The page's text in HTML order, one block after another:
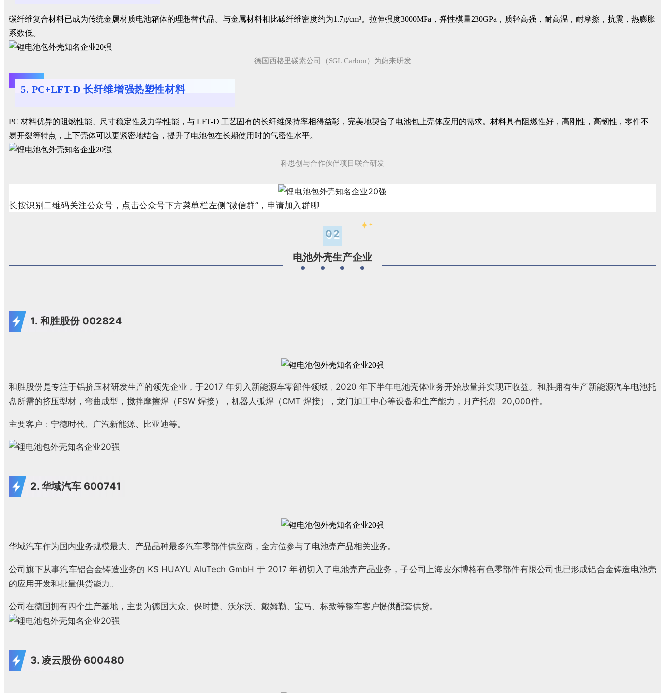
碳纤维复合材料已成为传统金属材质电池箱体的理想替代品。与金属材料相比碳纤维密度约为1.7g/cm³。拉伸强度3000MPa，弹性模量230GPa，质轻高强，耐高温，耐摩擦，抗震，热膨胀
系数低。
德国西格里碳素公司（SGL Carbon）为蔚来研发
5. PC+LFT-D 长纤维增强热塑性材料
PC 材料优异的阻燃性能、尺寸稳定性及力学性能，与 LFT-D 工艺固有的长纤维保持率相得益彰，完美地契合了电池包上壳体应用的需求。材料具有阻燃性好，高刚性，高韧性，零件不
易开裂等特点，上下壳体可以更紧密地结合，提升了电池包在长期使用时的气密性水平。
科思创与合作伙伴项目联合研发
长按识别二维码关注公众号，点击公众号下方菜单栏左侧“微信群”，申请加入群聊
✦ ✦
02
电池外壳生产企业
1. 和胜股份 002824
和胜股份是专注于铝挤压材研发生产的领先企业，于2017 年切入新能源车零部件领域，2020 年下半年电池壳体业务开始放量并实现正收益。和胜拥有生产新能源汽车电池托
盘所需的挤压型材，弯曲成型，搅拌摩擦焊（FSW 焊接），机器人弧焊（CMT 焊接），龙门加工中心等设备和生产能力，月产托盘 20,000件。
主要客户：宁德时代、广汽新能源、比亚迪等。
2. 华域汽车 600741
华域汽车作为国内业务规模最大、产品品种最多汽车零部件供应商，全方位参与了电池壳产品相关业务。
公司旗下从事汽车铝合金铸造业务的 KS HUAYU AluTech GmbH 于 2017 年初切入了电池壳产品业务，子公司上海皮尔博格有色零部件有限公司也已形成铝合金铸造电池壳
的应用开发和批量供货能力。
公司在德国拥有四个生产基地，主要为德国大众、保时捷、沃尔沃、戴姆勒、宝马、标致等整车客户提供配套供货。
3. 凌云股份 600480